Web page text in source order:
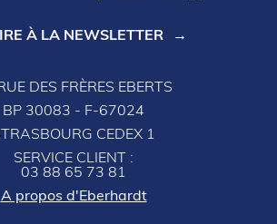
À LA NEWSLETTER
DES FRÈRES EBERTS
BP 30083 - F-67024
CEDEX 1
SERVICE CLIENT :
03 88 65 73 81
A propos d'Eberhardt